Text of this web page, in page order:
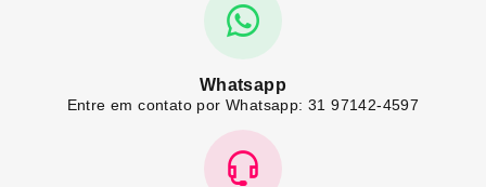
Whatsapp
Entre em contato por Whatsapp: 31 97142-4597